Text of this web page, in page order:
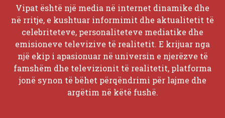
Vipat është një media në internet dinamike dhe
në rritje, e kushtuar informimit dhe aktualitetit të
celebriteteve, personaliteteve mediatike dhe
emisioneve televizive të realitetit. E krijuar nga
një ekip i apasionuar në universin e njerëzve të
famshëm dhe televizionit të realitetit, platforma
jonë synon të bëhet përqëndrimi për lajme dhe
argëtim në këtë fushë.